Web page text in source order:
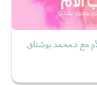
مع د.محمد بوشناق